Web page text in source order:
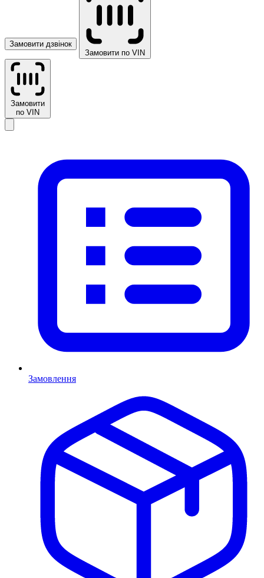
Замовити дзвінок
Замовити по VIN
Замовити
по VIN
Замовлення